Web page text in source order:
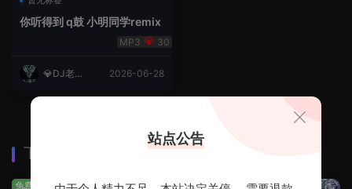
你听得到 q鼓 小明同学remix
30
💎DJ老王
2026-06-28
下载排行
免费 免费
站点公告